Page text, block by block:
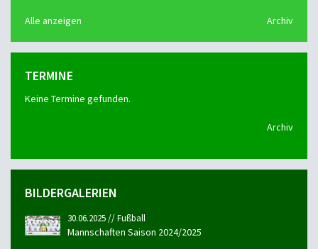
Alle anzeigen Archiv
TERMINE
Keine Termine gefunden.
Archiv
BILDERGALERIEN
30.06.2025 // Fußball
Mannschaften Saison 2024/2025